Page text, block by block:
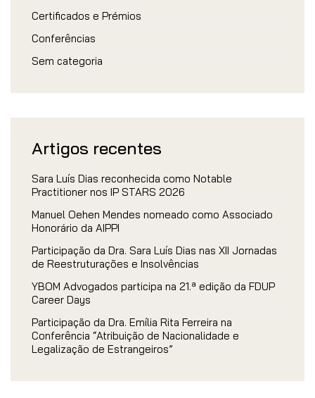
Certificados e Prémios
Conferências
Sem categoria
Artigos recentes
Sara Luís Dias reconhecida como Notable
Practitioner nos IP STARS 2026
Manuel Oehen Mendes nomeado como Associado
Honorário da AIPPI
Participação da Dra. Sara Luís Dias nas XII Jornadas
de Reestruturações e Insolvências
YBOM Advogados participa na 21.ª edição da FDUP
Career Days
Participação da Dra. Emília Rita Ferreira na
Conferência “Atribuição de Nacionalidade e
Legalização de Estrangeiros”